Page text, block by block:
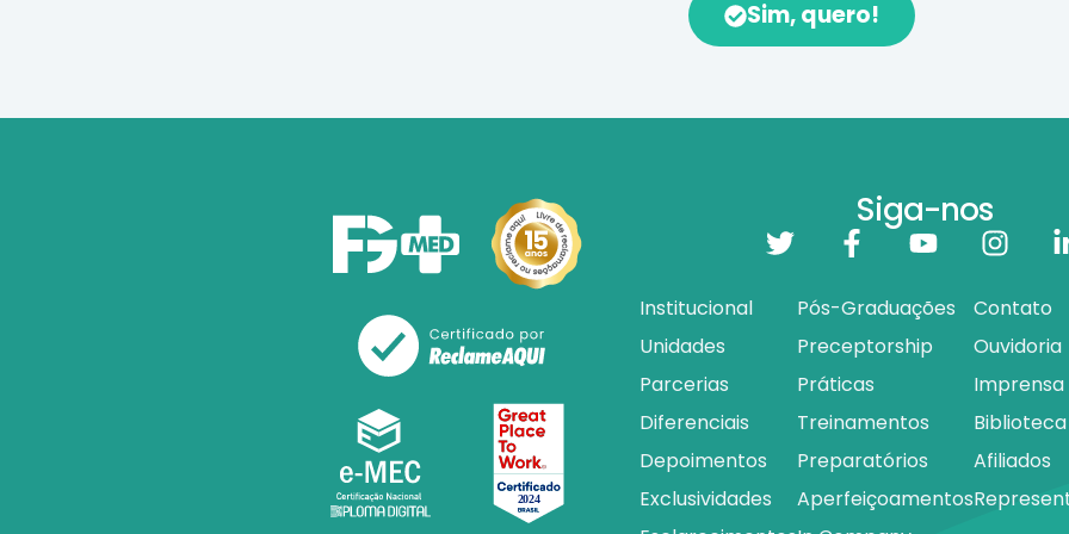
Sim, quero!
Siga-nos
Institucional
Unidades
Parcerias
Diferenciais
Depoimentos
Exclusividades
Pós-Graduações
Preceptorship
Práticas
Treinamentos
Preparatórios
Aperfeiçoamentos
Contato
Ouvidoria
Imprensa
Biblioteca
Afiliados